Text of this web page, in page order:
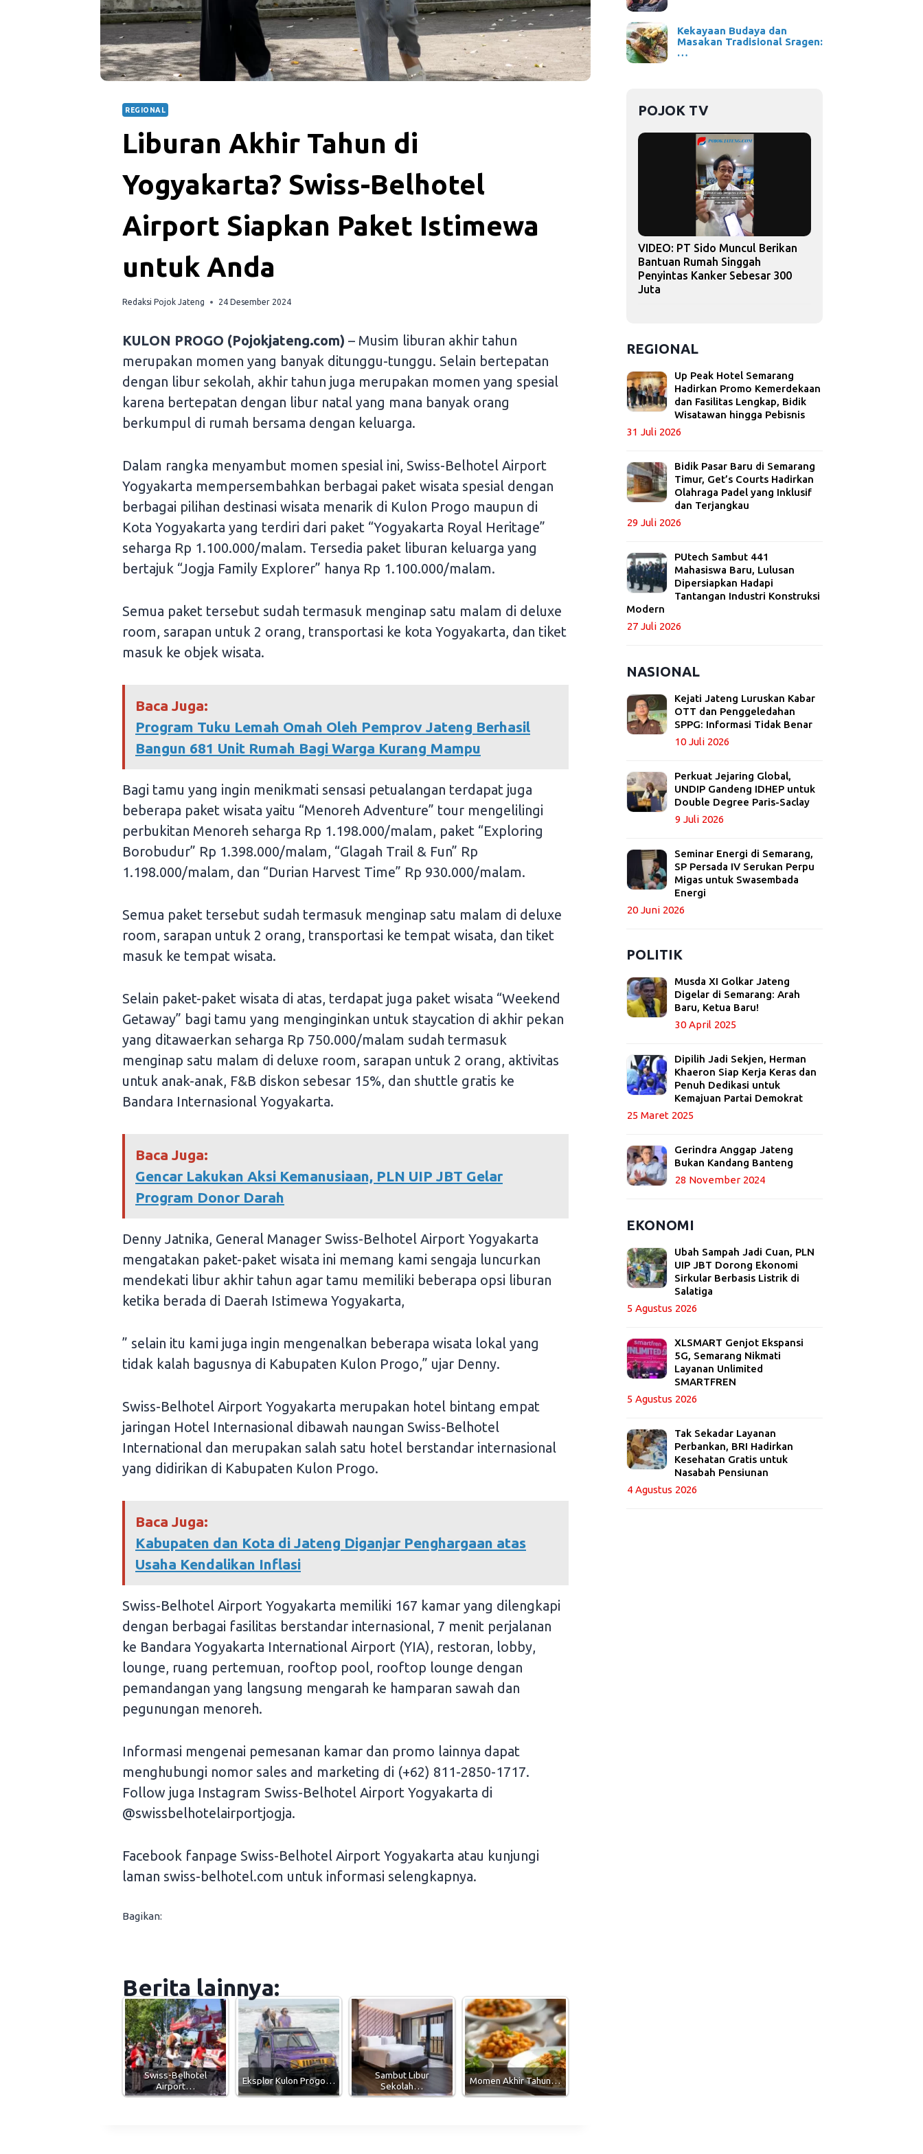
REGIONAL
Liburan Akhir Tahun di
Yogyakarta? Swiss-Belhotel
Airport Siapkan Paket Istimewa
untuk Anda
Redaksi Pojok Jateng 24 Desember 2024
KULON PROGO (Pojokjateng.com) – Musim liburan akhir tahun
merupakan momen yang banyak ditunggu-tunggu. Selain bertepatan
dengan libur sekolah, akhir tahun juga merupakan momen yang spesial
karena bertepatan dengan libur natal yang mana banyak orang
berkumpul di rumah bersama dengan keluarga.
Dalam rangka menyambut momen spesial ini, Swiss-Belhotel Airport
Yogyakarta mempersembahkan berbagai paket wisata spesial dengan
berbagai pilihan destinasi wisata menarik di Kulon Progo maupun di
Kota Yogyakarta yang terdiri dari paket “Yogyakarta Royal Heritage”
seharga Rp 1.100.000/malam. Tersedia paket liburan keluarga yang
bertajuk “Jogja Family Explorer” hanya Rp 1.100.000/malam.
Semua paket tersebut sudah termasuk menginap satu malam di deluxe
room, sarapan untuk 2 orang, transportasi ke kota Yogyakarta, dan tiket
masuk ke objek wisata.
Baca Juga:
Program Tuku Lemah Omah Oleh Pemprov Jateng Berhasil
Bangun 681 Unit Rumah Bagi Warga Kurang Mampu
Bagi tamu yang ingin menikmati sensasi petualangan terdapat juga
beberapa paket wisata yaitu “Menoreh Adventure” tour mengelilingi
perbukitan Menoreh seharga Rp 1.198.000/malam, paket “Exploring
Borobudur” Rp 1.398.000/malam, “Glagah Trail & Fun” Rp
1.198.000/malam, dan “Durian Harvest Time” Rp 930.000/malam.
Semua paket tersebut sudah termasuk menginap satu malam di deluxe
room, sarapan untuk 2 orang, transportasi ke tempat wisata, dan tiket
masuk ke tempat wisata.
Selain paket-paket wisata di atas, terdapat juga paket wisata “Weekend
Getaway” bagi tamu yang menginginkan untuk staycation di akhir pekan
yang ditawaerkan seharga Rp 750.000/malam sudah termasuk
menginap satu malam di deluxe room, sarapan untuk 2 orang, aktivitas
untuk anak-anak, F&B diskon sebesar 15%, dan shuttle gratis ke
Bandara Internasional Yogyakarta.
Baca Juga:
Gencar Lakukan Aksi Kemanusiaan, PLN UIP JBT Gelar
Program Donor Darah
Denny Jatnika, General Manager Swiss-Belhotel Airport Yogyakarta
mengatakan paket-paket wisata ini memang kami sengaja luncurkan
mendekati libur akhir tahun agar tamu memiliki beberapa opsi liburan
ketika berada di Daerah Istimewa Yogyakarta,
” selain itu kami juga ingin mengenalkan beberapa wisata lokal yang
tidak kalah bagusnya di Kabupaten Kulon Progo,” ujar Denny.
Swiss-Belhotel Airport Yogyakarta merupakan hotel bintang empat
jaringan Hotel Internasional dibawah naungan Swiss-Belhotel
International dan merupakan salah satu hotel berstandar internasional
yang didirikan di Kabupaten Kulon Progo.
Baca Juga:
Kabupaten dan Kota di Jateng Diganjar Penghargaan atas
Usaha Kendalikan Inflasi
Swiss-Belhotel Airport Yogyakarta memiliki 167 kamar yang dilengkapi
dengan berbagai fasilitas berstandar internasional, 7 menit perjalanan
ke Bandara Yogyakarta International Airport (YIA), restoran, lobby,
lounge, ruang pertemuan, rooftop pool, rooftop lounge dengan
pemandangan yang langsung mengarah ke hamparan sawah dan
pegunungan menoreh.
Informasi mengenai pemesanan kamar dan promo lainnya dapat
menghubungi nomor sales and marketing di (+62) 811-2850-1717.
Follow juga Instagram Swiss-Belhotel Airport Yogyakarta di
@swissbelhotelairportjogja.
Facebook fanpage Swiss-Belhotel Airport Yogyakarta atau kunjungi
laman swiss-belhotel.com untuk informasi selengkapnya.
Bagikan:
Berita lainnya:
Swiss-Belhotel
Airport…
Eksplor Kulon Progo…
Sambut Libur
Sekolah…
Momen Akhir Tahun…
Kekayaan Budaya dan
Masakan Tradisional Sragen:
…
POJOK TV
VIDEO: PT Sido Muncul Berikan
Bantuan Rumah Singgah
Penyintas Kanker Sebesar 300
Juta
REGIONAL
Up Peak Hotel Semarang
Hadirkan Promo Kemerdekaan
dan Fasilitas Lengkap, Bidik
Wisatawan hingga Pebisnis
31 Juli 2026
Bidik Pasar Baru di Semarang
Timur, Get’s Courts Hadirkan
Olahraga Padel yang Inklusif
dan Terjangkau
29 Juli 2026
PUtech Sambut 441
Mahasiswa Baru, Lulusan
Dipersiapkan Hadapi
Tantangan Industri Konstruksi
Modern
27 Juli 2026
NASIONAL
Kejati Jateng Luruskan Kabar
OTT dan Penggeledahan
SPPG: Informasi Tidak Benar
10 Juli 2026
Perkuat Jejaring Global,
UNDIP Gandeng IDHEP untuk
Double Degree Paris-Saclay
9 Juli 2026
Seminar Energi di Semarang,
SP Persada IV Serukan Perpu
Migas untuk Swasembada
Energi
20 Juni 2026
POLITIK
Musda XI Golkar Jateng
Digelar di Semarang: Arah
Baru, Ketua Baru!
30 April 2025
Dipilih Jadi Sekjen, Herman
Khaeron Siap Kerja Keras dan
Penuh Dedikasi untuk
Kemajuan Partai Demokrat
25 Maret 2025
Gerindra Anggap Jateng
Bukan Kandang Banteng
28 November 2024
EKONOMI
Ubah Sampah Jadi Cuan, PLN
UIP JBT Dorong Ekonomi
Sirkular Berbasis Listrik di
Salatiga
5 Agustus 2026
XLSMART Genjot Ekspansi
5G, Semarang Nikmati
Layanan Unlimited
SMARTFREN
5 Agustus 2026
Tak Sekadar Layanan
Perbankan, BRI Hadirkan
Kesehatan Gratis untuk
Nasabah Pensiunan
4 Agustus 2026